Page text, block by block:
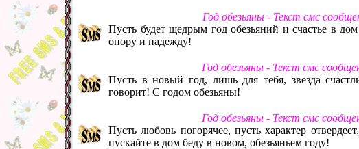
Год обезьяны - Текст смс
Пусть будет щедрым год обезьяний и счастье в
опору и надежду!
Год обезьяны - Текст смс
Пусть в новый год, лишь для тебя, звезда
говорит! С годом обезьяны!
Год обезьяны - Текст смс
Пусть любовь погорячее, пусть характер
пускайте в дом беду в новом, обезьяньем году!